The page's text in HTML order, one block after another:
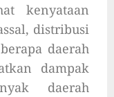
kenyataan
distribusi
daerah
dampak
daerah